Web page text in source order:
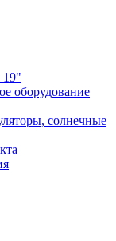
оборудование
солнечные